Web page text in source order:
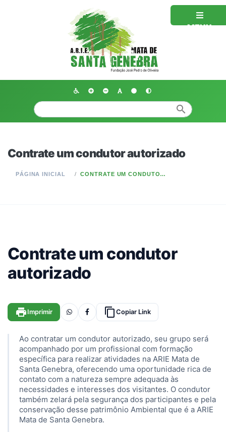
MENU
search
Contrate um condutor autorizado
PÁGINA INICIAL CONTRATE UM CONDUTOR AUTORIZADO
Contrate um condutor
autorizado
print Imprimir content_copy Copiar Link
Ao contratar um condutor autorizado, seu grupo será
acompanhado por um profissional com formação
específica para realizar atividades na ARIE Mata de
Santa Genebra, oferecendo uma oportunidade rica de
contato com a natureza sempre adequada às
necessidades e interesses dos visitantes. O condutor
também zelará pela segurança dos participantes e pela
conservação desse patrimônio Ambiental que é a ARIE
Mata de Santa Genebra.